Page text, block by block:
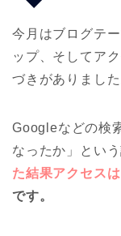
今月はブログテ
ップ、そしてア
づきがありました
Googleなどの検
なったか」とい
た結果アクセス
です。